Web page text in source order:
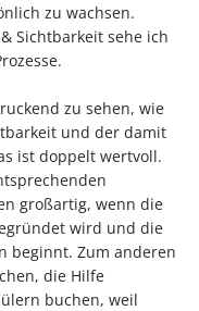
zu wachsen.
Sichtbarkeit sehe ich
zu sehen, wie
und der damit
ist doppelt wertvoll.
großartig, wenn die
wird und die
beginnt. Zum anderen
die Hilfe
buchen, weil